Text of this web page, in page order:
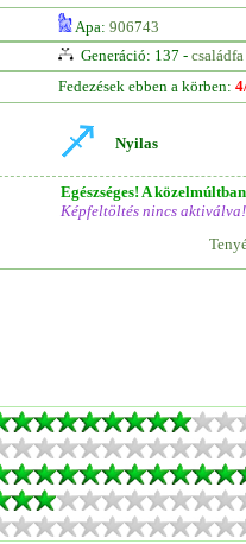
Apa: 906743
Generáció: 137 - családfa
Fedezések ebben a körben:
Nyilas
Egészséges! A
Képfeltöltés nincs aktiválva!